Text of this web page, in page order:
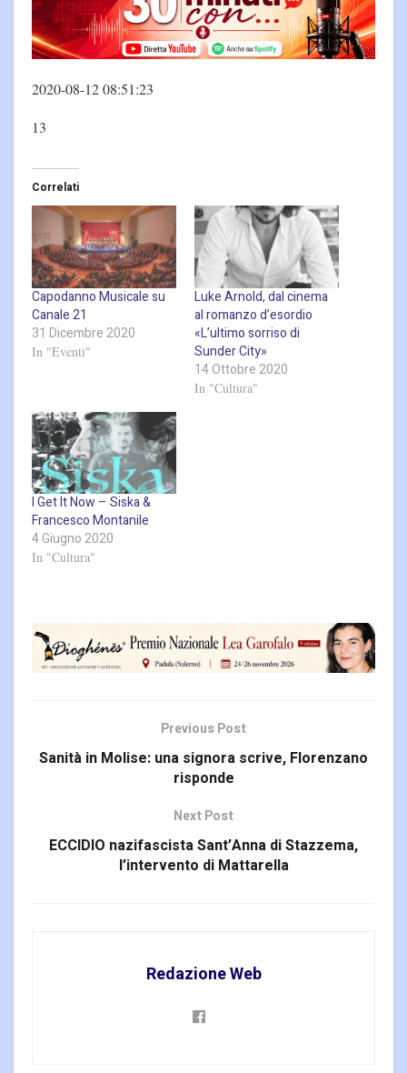
2020-08-12 08:51:23
13
Correlati
Capodanno Musicale su
Canale 21
31 Dicembre 2020
In "Eventi"
Luke Arnold, dal cinema
al romanzo d’esordio
«L’ultimo sorriso di
Sunder City»
14 Ottobre 2020
In "Cultura"
I Get It Now – Siska &
Francesco Montanile
4 Giugno 2020
In "Cultura"
Previous Post
Sanità in Molise: una signora scrive, Florenzano
risponde
Next Post
ECCIDIO nazifascista Sant’Anna di Stazzema,
l’intervento di Mattarella
Redazione Web